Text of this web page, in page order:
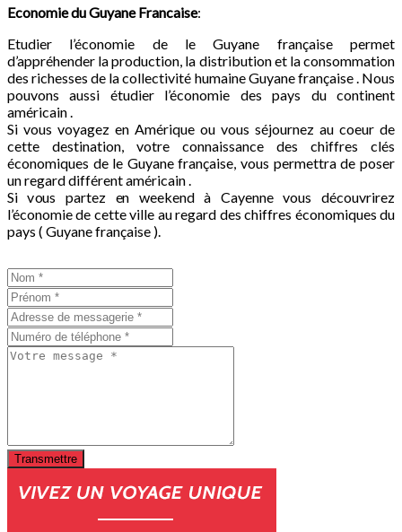
Economie duGuyane Francaise:
Etudier l’économie de le Guyane française permet
d’appréhender la production, la distribution et la consommation
des richesses de la collectivité humaine Guyane française . Nous
pouvons aussi étudier l’économie des pays du continent
américain .
Si vous voyagez en Amérique ou vous séjournez au coeur de
cette destination, votre connaissance des chiffres clés
économiques de le Guyane française, vous permettra de poser
un regard différent américain .
Si vous partez en weekend à Cayenne vous découvrirez
l’économie de cette ville au regard des chiffres économiques du
pays ( Guyane française ).